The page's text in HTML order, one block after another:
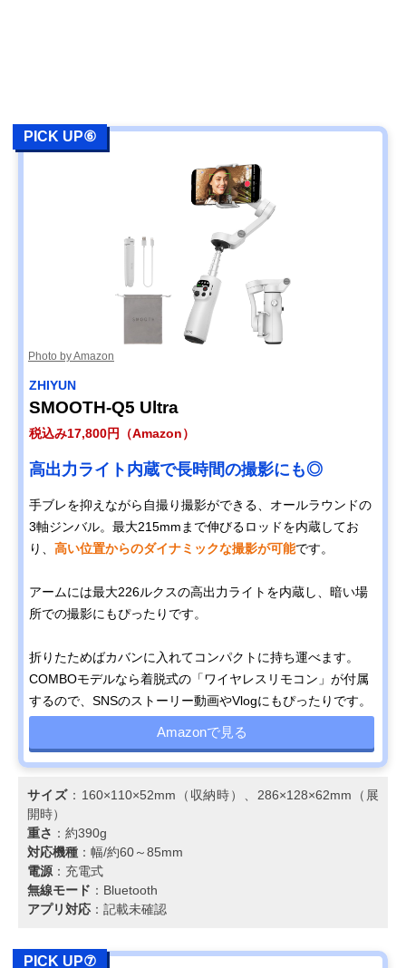
PICK UP⑥
Photo by Amazon
ZHIYUN
SMOOTH-Q5 Ultra
税込み17,800円（Amazon）
高出力ライト内蔵で長時間の撮影にも◎
手ブレを抑えながら自撮り撮影ができる、オールラウンドの
3軸ジンバル。最大215mmまで伸びるロッドを内蔵してお
り、 高い位置からのダイナミックな撮影が可能です。
アームには最大226ルクスの高出力ライトを内蔵し、暗い場
所での撮影にもぴったりです。
折りたためばカバンに入れてコンパクトに持ち運べます。
COMBOモデルなら着脱式の「ワイヤレスリモコン」が付属
するので、SNSのストーリー動画やVlogにもぴったりです。
Amazonで見る
サイズ：160×110×52mm（収納時）、286×128×62mm（展
開時）
重さ ：約390g
対応機種 ：幅/約60～85mm
電源 ：充電式
無線モード ：Bluetooth
アプリ対応 ：記載未確認
PICK UP⑦